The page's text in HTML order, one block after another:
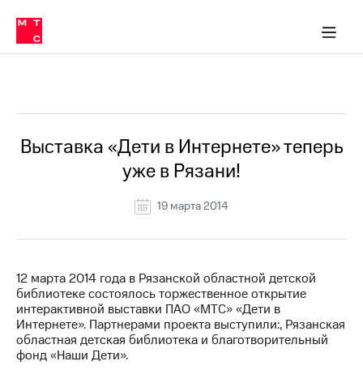
Медиа-центр
и акционерам
Устойчивое развитие
Комплаенс и деловая этика
компании
Карьера
История
компании
Руководство
Контакты
Медиа-центр
Пресс-
релизы
в МТС
Пресс-
релизы
о технологиях
Выставка «Дети в Интернете» теперь
уже в Рязани!
19 марта 2014
12 марта 2014 года в Рязанской областной детской
библиотеке состоялось торжественное открытие
интерактивной выставки ПАО «МТС» «Дети в
Интернете». Партнерами проекта выступили:, Рязанская
областная детская библиотека и благотворительный
фонд «Наши Дети».